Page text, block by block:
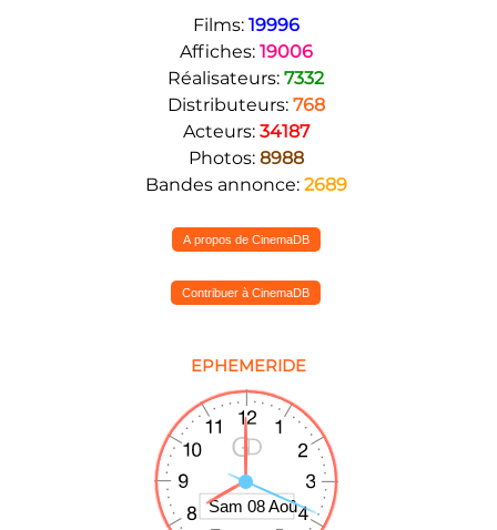
Films: 19996
Affiches: 19006
Réalisateurs: 7332
Distributeurs: 768
Acteurs: 34187
Photos: 8988
Bandes annonce: 2689
A propos de CinemaDB
Contribuer à CinemaDB
EPHEMERIDE